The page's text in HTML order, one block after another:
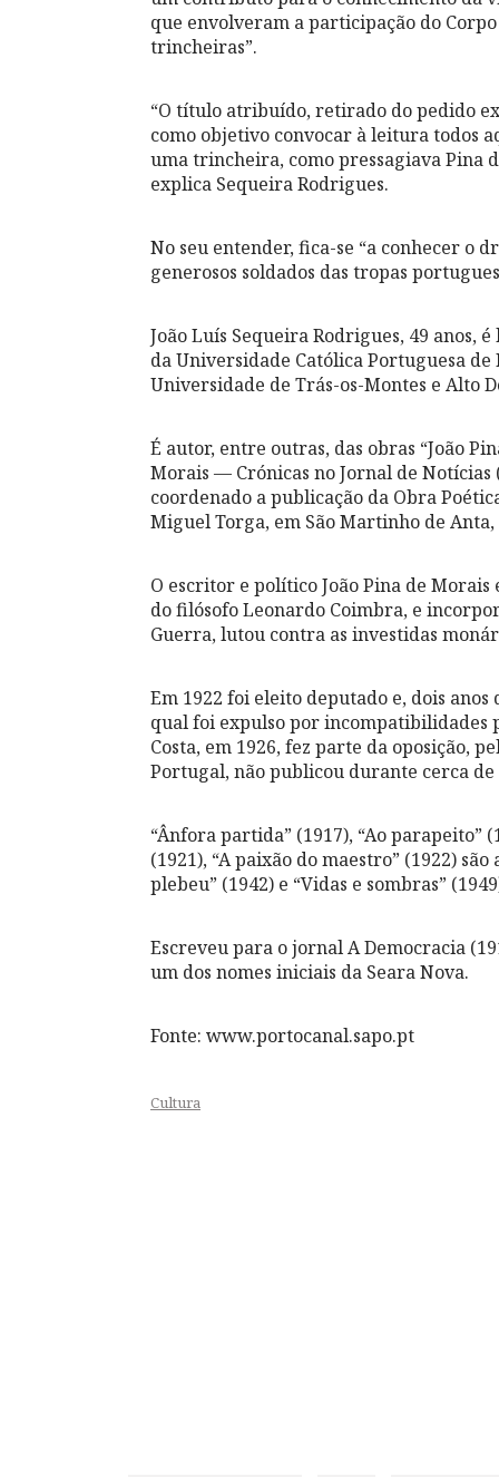
que envolveram a participação do
trincheiras”.
“O título atribuído, retirado do pedido
como objetivo convocar à leitura todos
uma trincheira, como pressagiava Pina
explica Sequeira Rodrigues.
No seu entender, fica-se “a conhecer o
generosos soldados das tropas
João Luís Sequeira Rodrigues, 49 anos,
da Universidade Católica Portuguesa
Universidade de Trás-os-Montes e Alto
É autor, entre outras, das obras “João
Morais — Crónicas no Jornal de Notícias
coordenado a publicação da Obra
Miguel Torga, em São Martinho de Anta,
O escritor e político João Pina de
do filósofo Leonardo Coimbra, e
Guerra, lutou contra as investidas
Em 1922 foi eleito deputado e, dois
qual foi expulso por incompatibilidades
Costa, em 1926, fez parte da oposição,
Portugal, não publicou durante cerca de
“Ânfora partida” (1917), “Ao parapeito”
(1921), “A paixão do maestro” (1922)
plebeu” (1942) e “Vidas e sombras”
Escreveu para o jornal A Democracia
um dos nomes iniciais da Seara Nova.
Fonte: www.portocanal.sapo.pt
Cultura